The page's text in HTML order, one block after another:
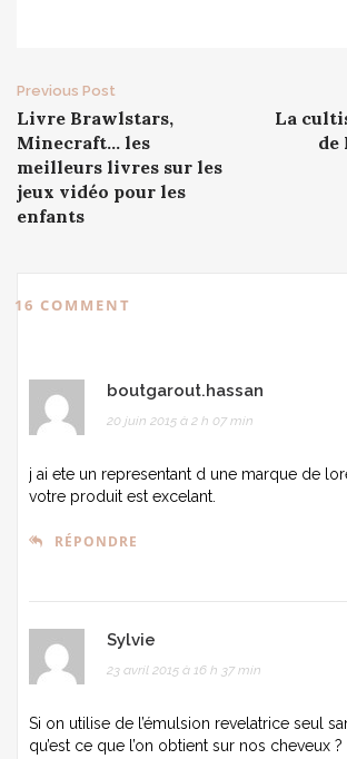
Post
navigation
Previous Post
Livre Brawlstars,
Minecraft… les
meilleurs livres sur les
jeux vidéo pour les
enfants
La
de
16 COMMENT
boutgarout.hassan
20 juin 2015 à 2 h 07 min
j ai ete un representant d une marque de
votre produit est excelant.
RÉPONDRE
Sylvie
23 avril 2015 à 16 h 37 min
Si on utilise de l’émulsion revelatrice seul
qu’est ce que l’on obtient sur nos cheveux ?